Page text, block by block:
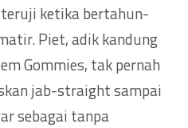
ketika bertahun-
Piet, adik kandung
Gommies, tak pernah
jab-straight sampai
sebagai tanpa